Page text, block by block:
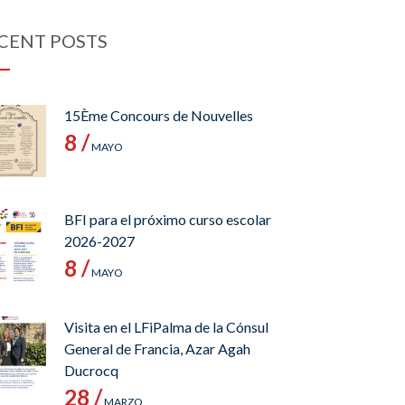
POSTS
15Ème Concours de Nouvelles
8 /MAYO
BFI para el próximo curso escolar
2026-2027
8 /MAYO
Visita en el LFiPalma de la Cónsul
General de Francia, Azar Agah
Ducrocq
28 /MARZO